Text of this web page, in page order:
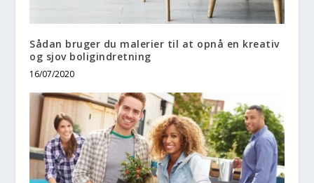
Sådan bruger du malerier til at opnå en kreativ
og sjov boligindretning
16/07/2020